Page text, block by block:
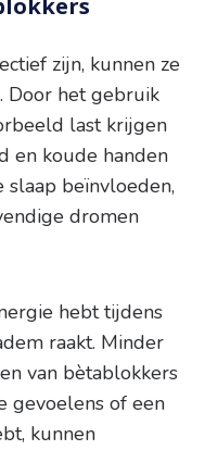
zijn, kunnen ze
Door het gebruik
last krijgen
en koude handen
slaap beïnvloeden,
dromen
hebt tijdens
raakt. Minder
van bètablokkers
gevoelens of een
kunnen